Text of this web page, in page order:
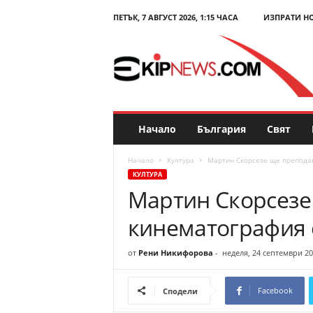
ПЕТЪК, 7 АВГУСТ 2026, 1:15 ЧАСА ИЗПРАТИ
E
p
N
н
Начало България Свят
Начало Култура Мартин Скорсезе ще
КУЛТУРА
Мартин
от Рени Никифорова - неделя, 24 септември
Сподели Facebook